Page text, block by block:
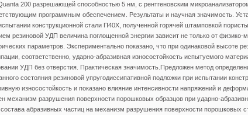
200 разрешающей способностью 5 нм, с рентгеновским
программным обеспечением. Результаты и научная значимость.
конструкционной стали П40Х, полученной горячей штамповкой
резиновой УДП величина поглощенной энергии зависит не только от
параметров. Экспериментально показано, что при одинаковой высоте
соответственно, ударно-абразивная износостойкость испытуемого
УДП без отверстия. Практическая значимость.Предложен метод
состояния резиновой упругодиссипативной подложки при испытании
износостойкость и показано влияние интенсивности напряжений и
механизм разрушения поверхности порошковых образцов при ударно-
абразивных частиц на механизм разрушения поверхности порошковых